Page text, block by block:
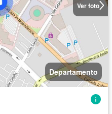
Ver foto
Departamento